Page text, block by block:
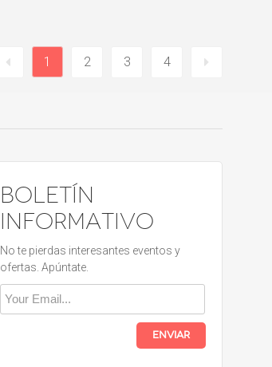
1 2 3 4
Boletín
informativo
No te pierdas interesantes eventos y
ofertas. Apúntate.
Enviar